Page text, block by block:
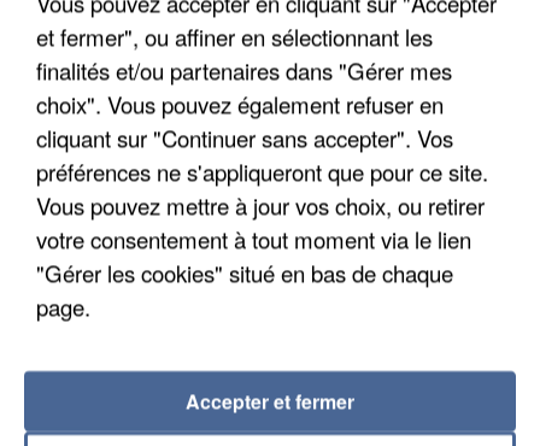
APRÈS TOUTES CES CANICULES, LES REFUGES
DE FAUNE SAUVAGE SONT...
et fermer", ou affiner en sélectionnant les
finalités et/ou partenaires dans "Gérer mes
choix". Vous pouvez également refuser en
cliquant sur "Continuer sans accepter". Vos
préférences ne s'appliqueront que pour ce site.
Vous pouvez mettre à jour vos choix, ou retirer
votre consentement à tout moment via le lien
"Gérer les cookies" situé en bas de chaque
page.
Accepter et fermer